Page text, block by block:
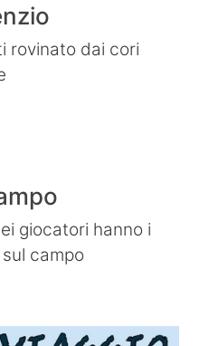
rovinato dai cori
giocatori hanno i
campo